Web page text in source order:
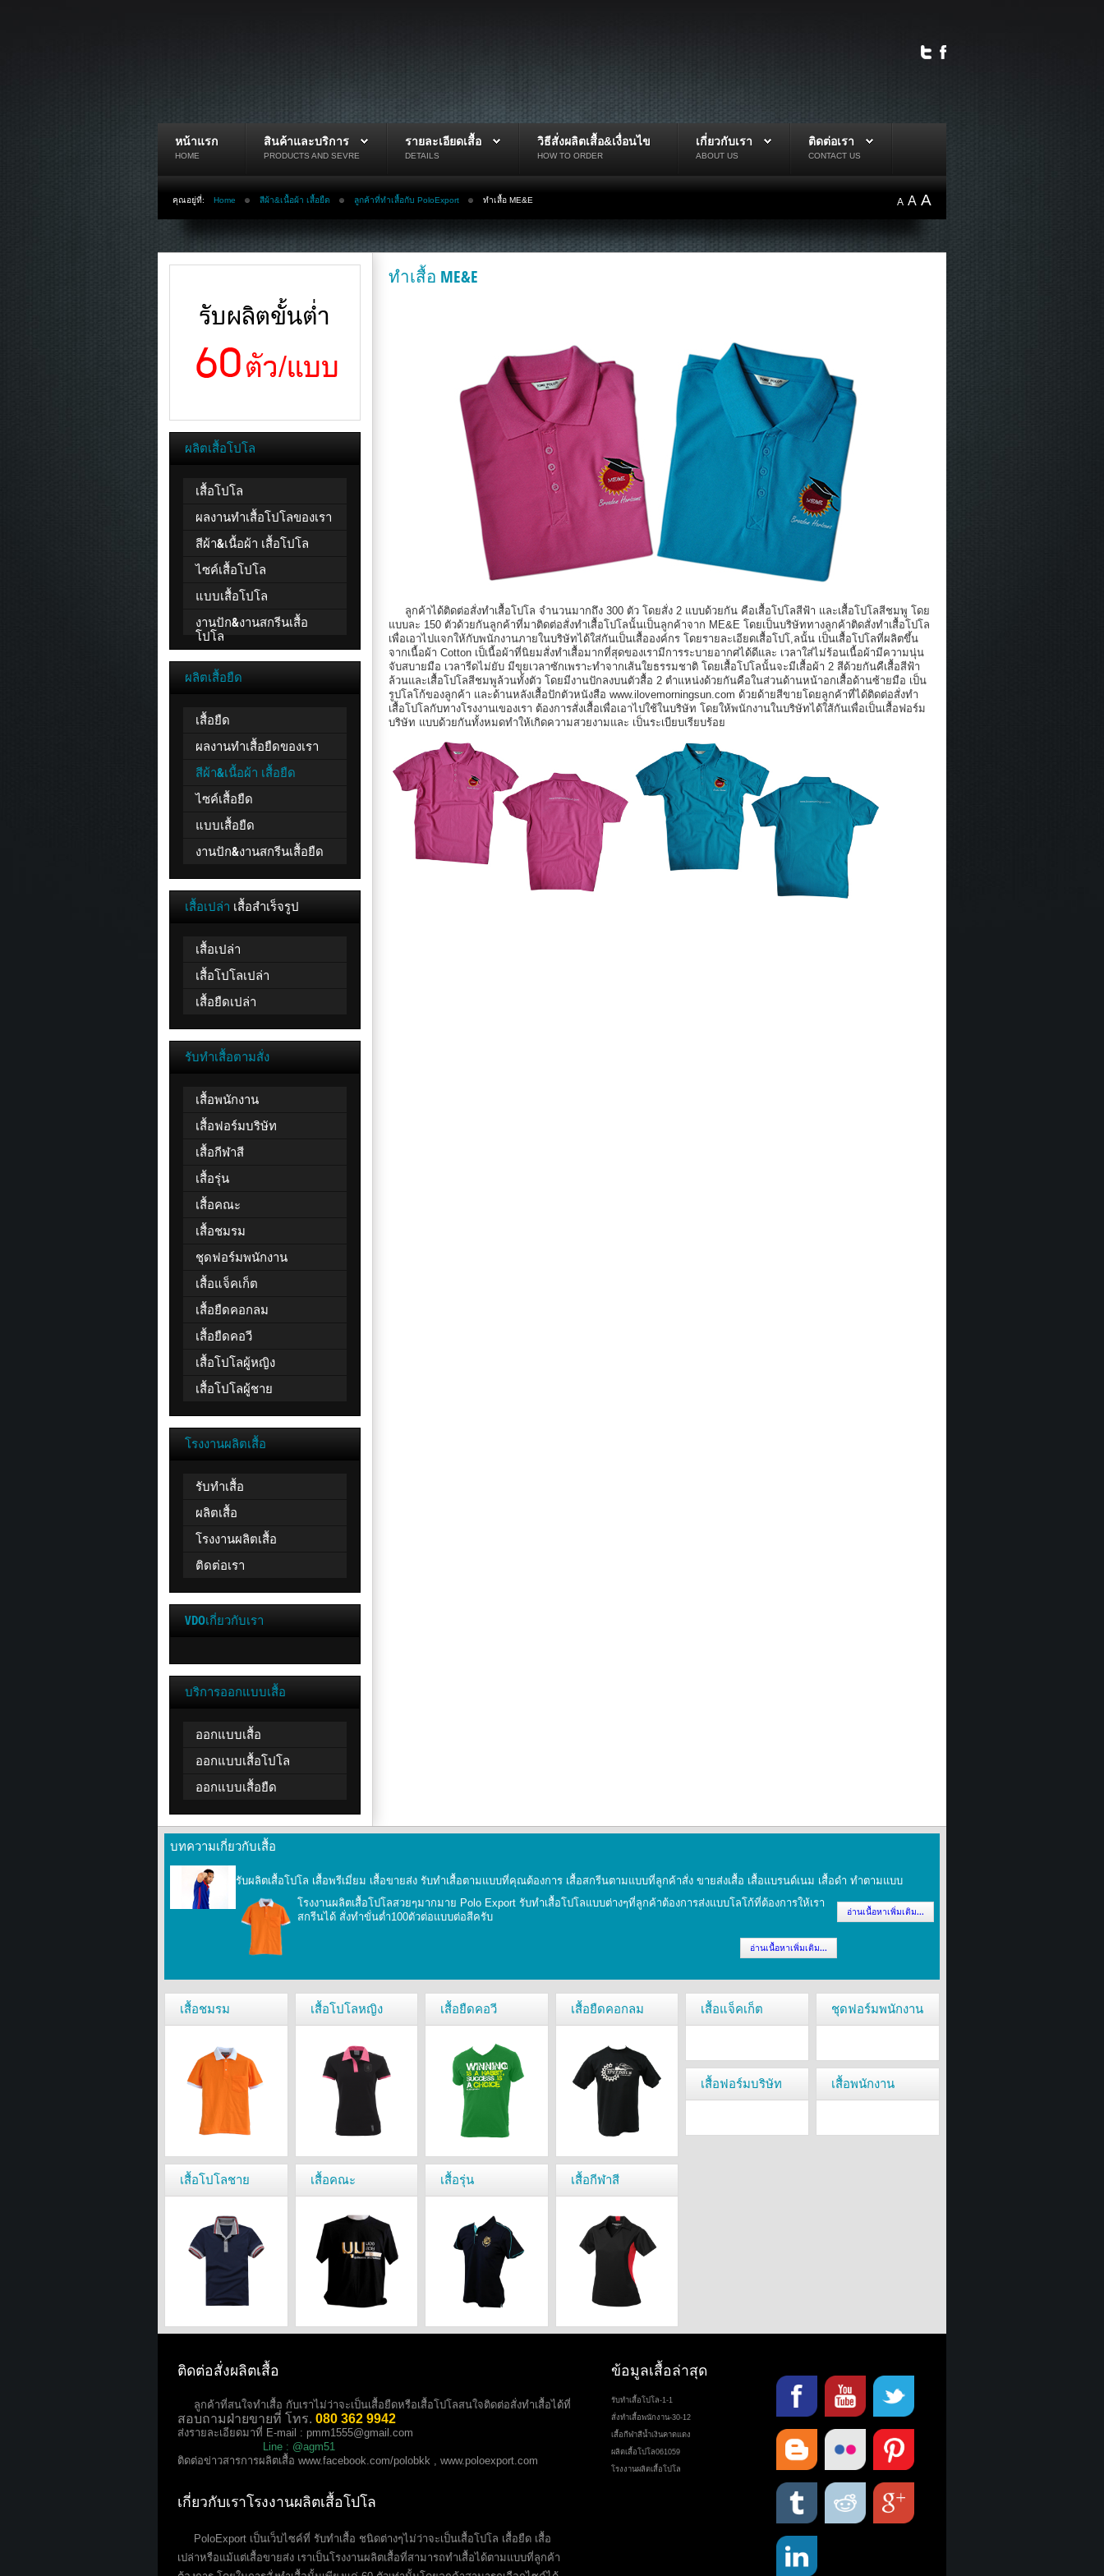
หน้าแรก
HOME
สินค้าและบริการ
PRODUCTS AND SEVRE
รายละเอียดเสื้อ
DETAILS
วิธีสั่งผลิตเสื้อ&เงื่อนไข
HOW TO ORDER
เกี่ยวกับเรา
ABOUT US
ติดต่อเรา
CONTACT US
คุณอยู่ที่: Home สีผ้า&เนื้อผ้า เสื้อยืด ลูกค้าที่ทำเสื้อกับ PoloExport ทำเสื้อ ME&E A A A
ทำเสื้อ ME&E
ลูกค้าได้ติดต่อสั่งทำเสื้อโปโล จำนวนมากถึง 300 ตัว โดยสั่ง 2 แบบด้วยกัน คือเสื้อโปโลสีฟ้า และเสื้อโปโลสีชมพู โดย
แบบละ 150 ตัวด้วยกันลูกค้าที่มาติดต่อสั่งทำเสื้อโปโลนั้นเป็นลูกค้าจาก ME&E โดยเป็นบริษัททางลูกค้าติดสั่งทำเสื้อโปโล
เพื่อเอาไปแจกให้กับพนักงานภายในบริษัทได้ใส่กันเป็นเสื้อองค์กร โดยรายละเอียดเสื้อโปโ,ลนั้น เป็นเสื้อโปโลที่ผลิตขึ้น
จากเนื้อผ้า Cotton เป็เนื้อผ้าที่นิยมสั่งทำเสื้อมากที่สุดของเรามีการระบายอากศได้ดีและ เวลาใส่ไม่ร้อนเนื้อผ้ามีความนุ่น
จับสบายมือ เวลารีดไม่ยับ มีขุยเวลาซักเพราะทำจากเส้นใยธรรมชาติ โดยเสื้อโปโลนั้นจะมีเสื้อผ้า 2 สีด้วยกันคืเสื้อสีฟ้า
ล้วนและเสื้อโปโลสีชมพูล้วนทั้งตัว โดยมีงานปักลงบนตัวสื้อ 2 ตำแหน่งด้วยกันคือในส่วนด้านหน้าอกเสื้อด้านซ้ายมือ เป็น
รูปโลโก้ของลูกค้า และด้านหลังเสื้อปักตัวหนังสือ www.ilovemorningsun.com ด้วยด้ายสีขายโดยลูกค้าที่ได้ติดต่อสั่งทำ
เสื้อโปโลกับทางโรงงานเของเรา ต้องการสั่งเสื้อเพื่อเอาไปใช้ในบริษัท โดยให้พนักงานในบริษัทได้ใส้กันเพื่อเป็นเสื้อฟอร์ม
บริษัท แบบด้วยกันทั้งหมดทำให้เกิดความสวยงามและ เป็นระเบียบเรียบร้อย
ผลิตเสื้อโปโล
เสื้อโปโล
ผลงานทำเสื้อโปโลของเรา
สีผ้า&เนื้อผ้า เสื้อโปโล
ไซค์เสื้อโปโล
แบบเสื้อโปโล
งานปัก&งานสกรีนเสื้อ
โปโล
ผลิตเสื้อยืด
เสื้อยืด
ผลงานทำเสื้อยืดของเรา
สีผ้า&เนื้อผ้า เสื้อยืด
ไซค์เสื้อยืด
แบบเสื้อยืด
งานปัก&งานสกรีนเสื้อยืด
เสื้อเปล่า เสื้อสำเร็จรูป
เสื้อเปล่า
เสื้อโปโลเปล่า
เสื้อยืดเปล่า
รับทำเสื้อตามสั่ง
เสื้อพนักงาน
เสื้อฟอร์มบริษัท
เสื้อกีฬาสี
เสื้อรุ่น
เสื้อคณะ
เสื้อชมรม
ชุดฟอร์มพนักงาน
เสื้อแจ็คเก็ต
เสื้อยืดคอกลม
เสื้อยืดคอวี
เสื้อโปโลผู้หญิง
เสื้อโปโลผู้ชาย
โรงงานผลิตเสื้อ
รับทำเสื้อ
ผลิตเสื้อ
โรงงานผลิตเสื้อ
ติดต่อเรา
VDOเกี่ยวกับเรา
บริการออกแบบเสื้อ
ออกแบบเสื้อ
ออกแบบเสื้อโปโล
ออกแบบเสื้อยืด
บทความเกี่ยวกับเสื้อ
รับผลิตเสื้อโปโล เสื้อพรีเมี่ยม เสื้อขายส่ง รับทำเสื้อตามแบบที่คุณต้องการ เสื้อสกรีนตามแบบที่ลูกค้าสั่ง ขายส่งเสื้อ เสื้อแบรนด์เนม เสื้อดำ ทำตามแบบ
อ่านเนื้อหาเพิ่มเติม...
โรงงานผลิตเสื้อโปโลสวยๆมากมาย Polo Export รับทำเสื้อโปโลแบบต่างๆที่ลูกค้าต้องการส่งแบบโลโก้ที่ต้องการให้เรา
สกรีนได้ สั่งทำขั่นตํ่า100ตัวต่อแบบต่อสีครับ
อ่านเนื้อหาเพิ่มเติม...
เสื้อชมรม
เสื้อโปโลชาย
เสื้อโปโลหญิง
เสื้อคณะ
เสื้อยืดคอวี
เสื้อรุ่น
เสื้อยืดคอกลม
เสื้อกีฬาสี
เสื้อแจ็คเก็ต
เสื้อฟอร์มบริษัท
ชุดฟอร์มพนักงาน
เสื้อพนักงาน
ติดต่อสั่งผลิตเสื้อ
ลูกค้าที่สนใจทำเสื้อ กับเราไม่ว่าจะเป็นเสื้อยืดหรือเสื้อโปโลสนใจติดต่อสั่งทำเสื้อได้ที่
สอบถามฝ่ายขายที่ โทร. 080 362 9942
ส่งรายละเอียดมาที่ E-mail : pmm1555@gmail.com
Line : @agm51
ติดต่อข่าวสารการผลิตเสื้อ www.facebook.com/polobkk , www.poloexport.com
เกี่ยวกับเราโรงงานผลิตเสื้อโปโล
PoloExport เป็นเว็บไซค์ที่ รับทำเสื้อ ชนิดต่างๆไม่ว่าจะเป็นเสื้อโปโล เสื้อยืด เสื้อ
เปล่าหรือแม้แต่เสื้อขายส่ง เราเป็นโรงงานผลิตเสื้อที่สามารถทำเสื้อได้ตามแบบที่ลูกค้า
ข้อมูลเสื้อล่าสุด
รับทำเสื้อโปโล-1-1
สั่งทำเสื้อพนักงาน-30-12
เสื้อกีฬาสีนํ้าเงินคาดแดง
ผลิตเสื้อโปโล061059
โรงงานผลิตเสื้อโปโล